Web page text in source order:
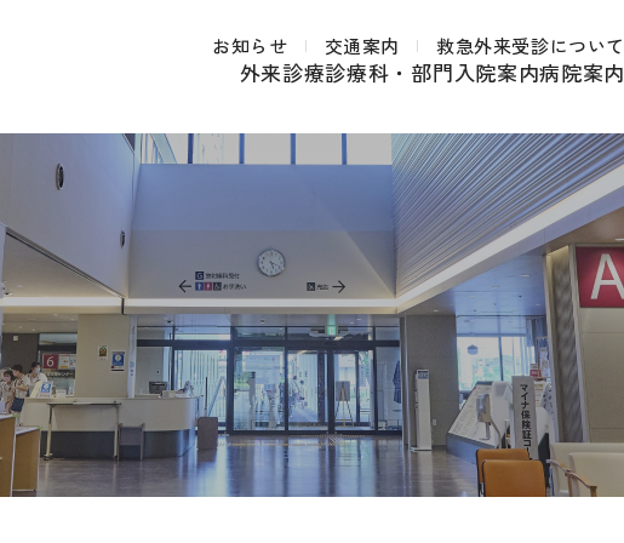
お知らせ 交通案内 救急外来受診について
外来診療診療科・部門入院案内病院案内